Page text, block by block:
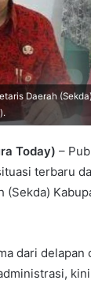
m
a
i
l
Daerah
Today) –
terbaru
(Sekda)
dari
kini